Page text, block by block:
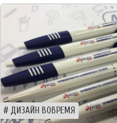
ДИЗАЙН ВОВРЕМЯ